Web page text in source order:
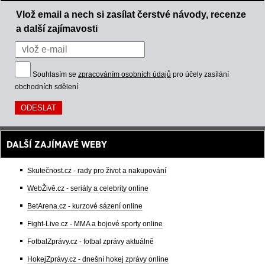
Vlož email a nech si zasílat čerstvé návody, recenze
a další zajímavosti
Souhlasím se zpracováním osobních údajů pro účely zasílání
obchodních sdělení
DALŠÍ ZAJÍMAVÉ WEBY
Skutečnost.cz - rady pro život a nakupování
WebŽivě.cz - seriály a celebrity online
BetArena.cz - kurzové sázení online
Fight-Live.cz - MMA a bojové sporty online
FotbalZprávy.cz - fotbal zprávy aktuálně
HokejZprávy.cz - dnešní hokej zprávy online